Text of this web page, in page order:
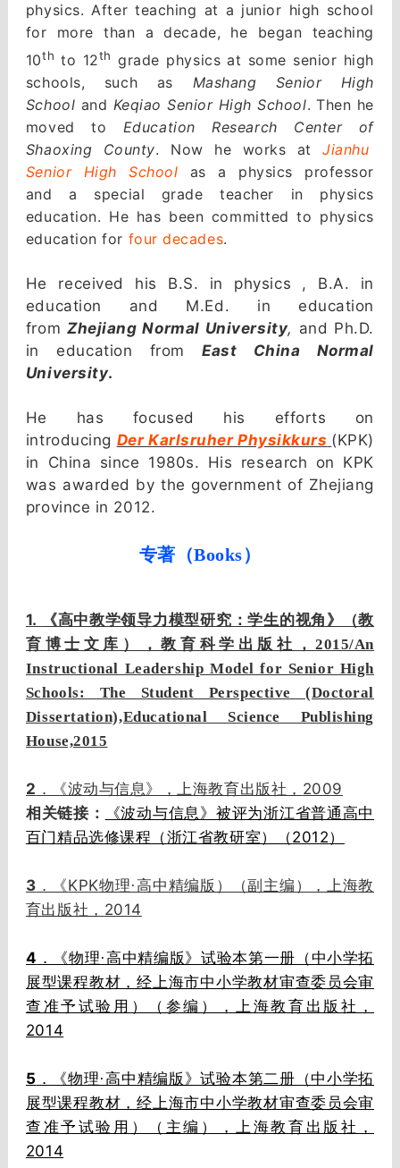
physics. After teaching at a junior high school
for more than a decade, he began teaching
10th to 12th grade physics at some senior high
schools, such as Mashang Senior High
School and Keqiao Senior High School. Then he
moved to Education Research Center of
Shaoxing County. Now he works at Jianhu
Senior High School as a physics professor
and a special grade teacher in physics
education. He has been committed to physics
education for four decades.
He received his B.S. in physics , B.A. in
education and M.Ed. in education
fromZhejiang Normal University, and Ph.D.
in education fromEast China Normal
University.
He has focused his efforts on
introducing Der Karlsruher Physikkurs (KPK)
in China since 1980s. His research on KPK
was awarded by the government of Zhejiang
province in 2012.
专著（Books）
1.
《高中教学领导力模型研究：学生的视角》（教
育博士文库），教育科学出版社，2015/An
Instructional Leadership Model for Senior High
Schools: The Student Perspective (Doctoral
Dissertation),Educational Science Publishing
House,2015
2 ．《波动与信息》，上海教育出版社， 2009
相关链接：
《波动与信息》被评为浙江省普通高中
百门精品选修课程（浙江省教研室）（2012）
3 ．《KPK物理·高中精编版）（副主编），上海教
育出版社， 2014
4 ．《物理·高中精编版》试验本第一册（中小学拓
展型课程教材，经上海市中小学教材审查委员会审
查准予试验用）（参编），上海教育出版社，
2014
5 ．《物理·高中精编版》试验本第二册（中小学拓
展型课程教材，经上海市中小学教材审查委员会审
查准予试验用）（主编），上海教育出版社，
2014